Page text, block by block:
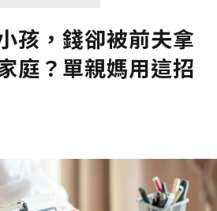
孩，錢卻被前夫拿
庭？單親媽用這招